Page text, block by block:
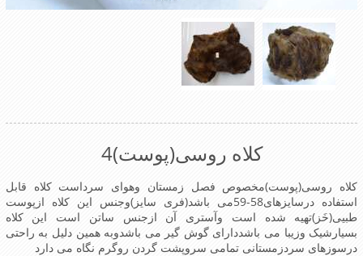
کلاه روسی(پوست)4
کلاه روسی(پوست)مخصوص فصل زمستان وهوای سرداست کلاه قابل
استفاده درسایزهای58-59می باشد(فری سایز)وجنس این کلاه ازپوست
طبیی(خَز)تهیه شده است وآستری آن ازجنس ساتن است این کلاه
بسیارشیک وزیبا می باشددارای گوش گیر می باشدوبه همین دلیل به راحتی
درسوزهای سردزمستانی تمامی سروپشت گردن روگرم نگاه می دارد